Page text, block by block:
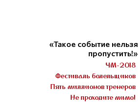
«Такое событие нельзя
пропустить!»
ЧМ-2018
Фестиваль болельщиков
Пять миллионов тренеров
Не проходите мимо!